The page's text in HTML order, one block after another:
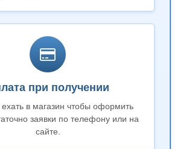
при получении
в магазин чтобы оформить
заявки по телефону или на
сайте.